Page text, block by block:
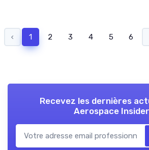
‹ 1 2 3 4 5 6
Recevez les dernières
Aerospace